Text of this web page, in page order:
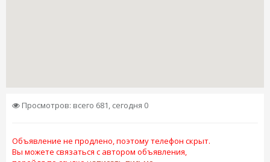
Просмотров: всего 681, сегодня 0
Объявление не продлено, поэтому телефон скрыт.
Вы можете связаться с автором объявления,